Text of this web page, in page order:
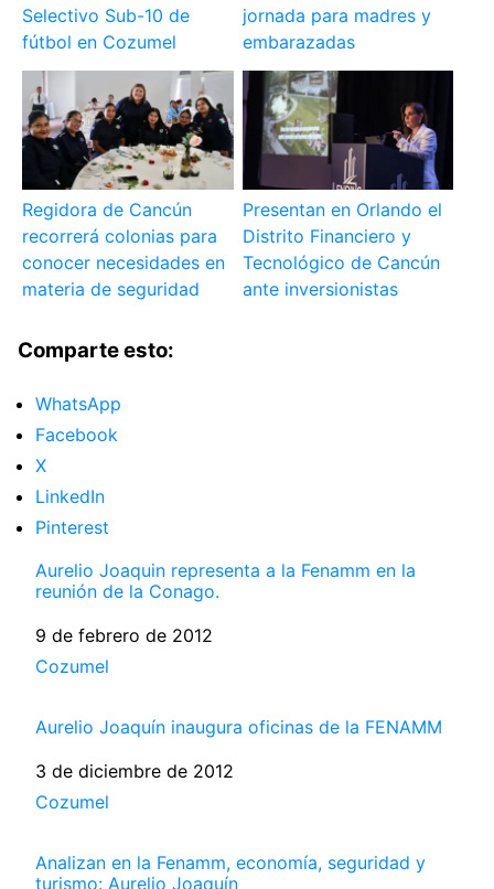
Selectivo Sub-10 de
fútbol en Cozumel
jornada para madres y
embarazadas
Regidora de Cancún
recorrerá colonias para
conocer necesidades en
materia de seguridad
Presentan en Orlando el
Distrito Financiero y
Tecnológico de Cancún
ante inversionistas
Comparte esto:
WhatsApp
Facebook
X
LinkedIn
Pinterest
Aurelio Joaquin representa a la Fenamm en la
reunión de la Conago.
Fecha
9 de febrero de 2012
Respecto a
Cozumel
Aurelio Joaquín inaugura oficinas de la FENAMM
Fecha
3 de diciembre de 2012
Respecto a
Cozumel
Analizan en la Fenamm, economía, seguridad y
turismo: Aurelio Joaquín